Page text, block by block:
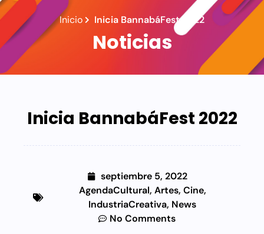
Inicio Inicia BannabáFest 2022
Noticias
Inicia BannabáFest 2022
septiembre 5, 2022
AgendaCultural, Artes, Cine,
IndustriaCreativa, News
No Comments